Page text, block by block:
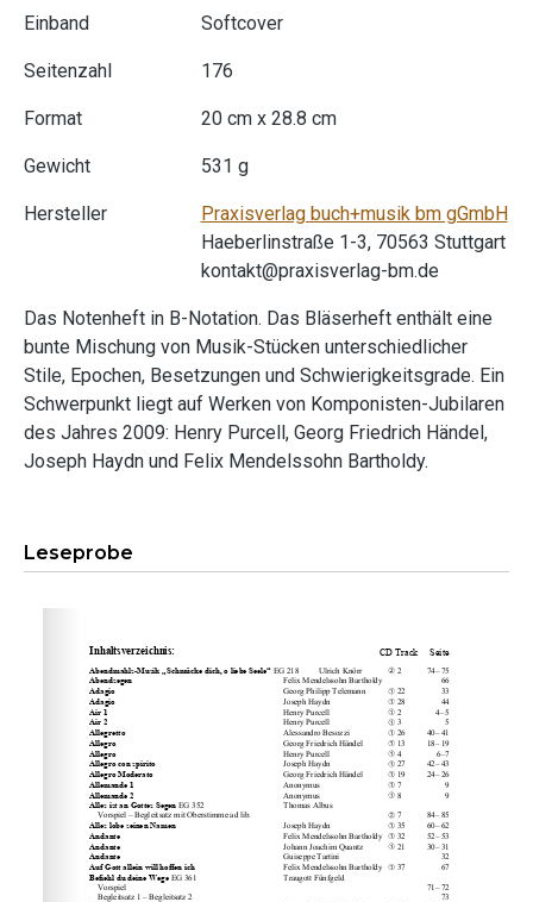
Einband Softcover
Seitenzahl 176
Format 20 cm x 28.8 cm
Gewicht 531 g
Hersteller
Praxisverlag buch+musik bm gGmbH
Haeberlinstraße 1-3, 70563 Stuttgart
kontakt@praxisverlag-bm.de
Das Notenheft in B-Notation. Das Bläserheft enthält eine
bunte Mischung von Musik-Stücken unterschiedlicher
Stile, Epochen, Besetzungen und Schwierigkeitsgrade. Ein
Schwerpunkt liegt auf Werken von Komponisten-Jubilaren
des Jahres 2009: Henry Purcell, Georg Friedrich Händel,
Joseph Haydn und Felix Mendelssohn Bartholdy.
Leseprobe